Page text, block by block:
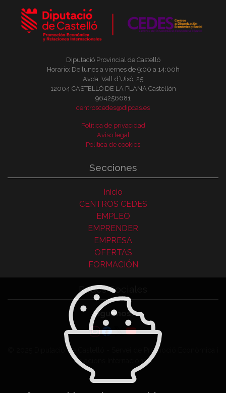
Diputació Provincial de Castelló
Horario: De lunes a viernes de 9:00 a 14:00h
Avda. Vall d´Uixó, 25
12004 CASTELLÓ DE LA PLANA Castellón
964256681
centroscedes@dipcas.es
Política de privacidad
Aviso legal
Política de cookies
Secciones
Inicio
CENTROS CEDES
EMPLEO
EMPRENDER
EMPRESA
OFERTAS
FORMACIÓN
Redes Sociales
Síguenos:
© 2025 Diputació de Castelló - Servei de Promoció Econòmica i
Relacions Internacionals